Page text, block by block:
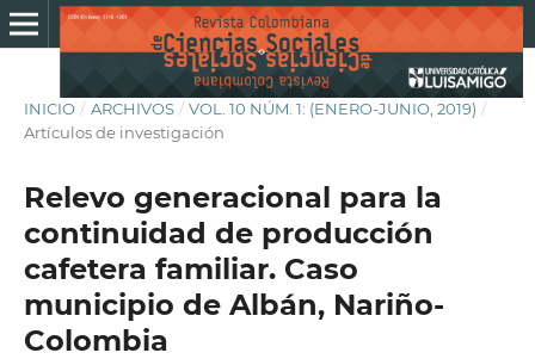
INICIO / ARCHIVOS / VOL. 10 NÚM. 1: (ENERO-JUNIO, 2019) /
Artículos de investigación
Relevo generacional para la
continuidad de producción
cafetera familiar. Caso
municipio de Albán, Nariño-
Colombia